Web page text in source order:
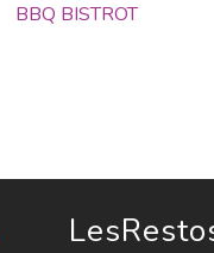
BBQ BISTROT